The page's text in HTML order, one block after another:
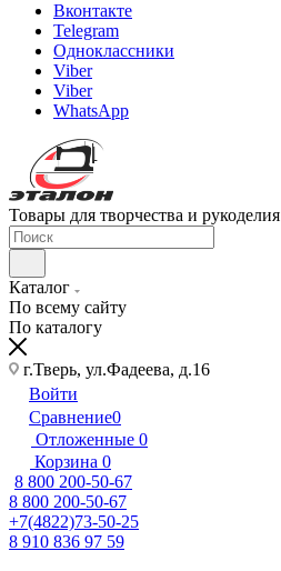
Вконтакте
Telegram
Одноклассники
Viber
Viber
WhatsApp
Товары для творчества и рукоделия
Каталог
По всему сайту
По каталогу
г.Тверь, ул.Фадеева, д.16
Войти
Сравнение0
Отложенные 0
Корзина 0
8 800 200-50-67
8 800 200-50-67
+7(4822)73-50-25
8 910 836 97 59